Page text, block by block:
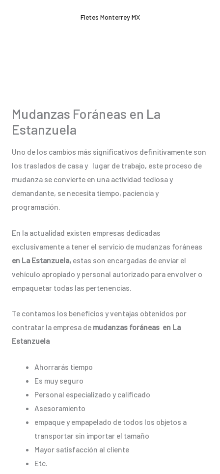
Fletes Monterrey MX
Mudanzas Foráneas en La
Estanzuela
Uno de los cambios más significativos definitivamente son
los traslados de casa y lugar de trabajo, este proceso de
mudanza se convierte en una actividad tediosa y
demandante, se necesita tiempo, paciencia y
programación.
En la actualidad existen empresas dedicadas
exclusivamente a tener el servicio de mudanzas foráneas
en La Estanzuela,estas son encargadas de enviar el
vehículo apropiado y personal autorizado para envolver o
empaquetar todas las pertenencias.
Te contamos los beneficios y ventajas obtenidos por
contratar la empresa de mudanzas foráneas en La
Estanzuela
Ahorrarás tiempo
Es muy seguro
Personal especializado y calificado
Asesoramiento
empaque y empapelado de todos los objetos a
transportar sin importar el tamaño
Mayor satisfacción al cliente
Etc.